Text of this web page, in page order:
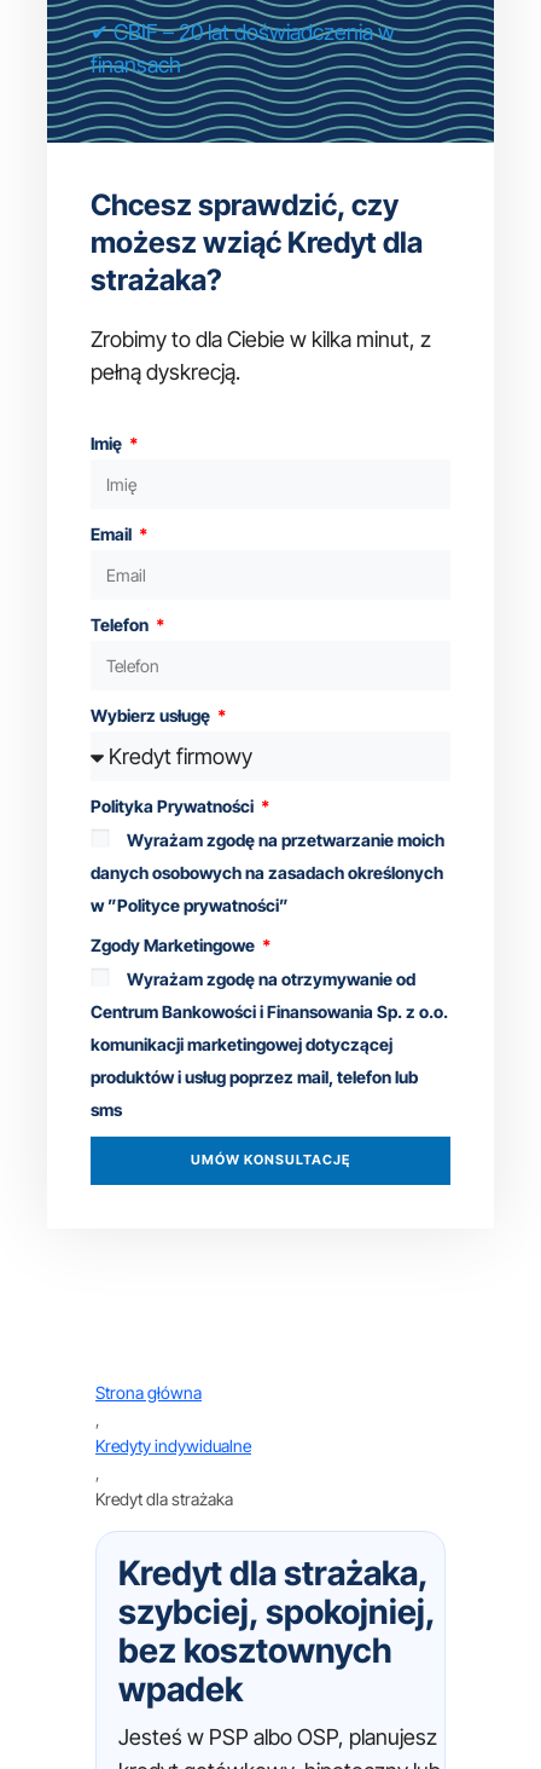
✔ CBIF – 20 lat doświadczenia w
finansach
Chcesz sprawdzić, czy
możesz wziąć Kredyt dla
strażaka?
Zrobimy to dla Ciebie w kilka minut, z
pełną dyskrecją.
Imię
Email
Telefon
Wybierz usługę
Polityka Prywatności
Wyrażam zgodę na przetwarzanie moich
danych osobowych na zasadach określonych
w ”Polityce prywatności”
Zgody Marketingowe
Wyrażam zgodę na otrzymywanie od
Centrum Bankowości i Finansowania Sp. z o.o.
komunikacji marketingowej dotyczącej
produktów i usług poprzez mail, telefon lub
sms
UMÓW KONSULTACJĘ
Strona główna
,
Kredyty indywidualne
,
Kredyt dla strażaka
Kredyt dla strażaka,
szybciej, spokojniej,
bez kosztownych
wpadek
Jesteś w PSP albo OSP, planujesz